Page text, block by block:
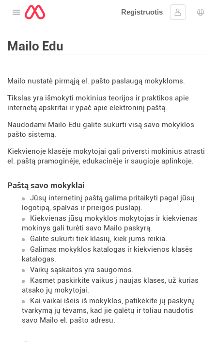
Atidarykite meniu
Registruotis
Prisijungti
Mailo Edu
Mailo nustatė pirmąją el. pašto paslaugą mokykloms.
Tikslas yra išmokyti mokinius teorijos ir praktikos apie
internetą apskritai ir ypač apie elektroninį paštą.
Naudodami Mailo Edu galite sukurti visą savo mokyklos
pašto sistemą.
Kiekvienoje klasėje mokytojai gali priversti mokinius atrasti
el. paštą pramoginėje, edukacinėje ir saugioje aplinkoje.
Paštą savo mokyklai
Jūsų internetinį paštą galima pritaikyti pagal jūsų
logotipą, spalvas ir prieigos puslapį.
Kiekvienas jūsų mokyklos mokytojas ir kiekvienas
mokinys gali turėti savo Mailo paskyrą.
Galite sukurti tiek klasių, kiek jums reikia.
Galimas mokyklos katalogas ir kiekvienos klasės
katalogas.
Vaikų sąskaitos yra saugomos.
Kasmet paskirkite vaikus į naujas klases, už kurias
atsako jų mokytojai.
Kai vaikai išeis iš mokyklos, patikėkite jų paskyrų
tvarkymą jų tėvams, kad jie galėtų ir toliau naudotis
savo Mailo el. pašto adresu.